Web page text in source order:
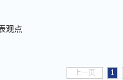
观点
上一页 1